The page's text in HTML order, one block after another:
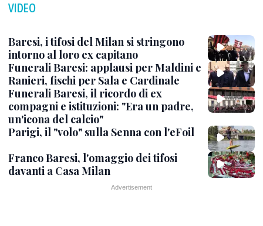
VIDEO
Baresi, i tifosi del Milan si stringono
intorno al loro ex capitano
Funerali Baresi: applausi per Maldini e
Ranieri, fischi per Sala e Cardinale
Funerali Baresi, il ricordo di ex
compagni e istituzioni: "Era un padre,
un'icona del calcio"
Parigi, il "volo" sulla Senna con l'eFoil
Franco Baresi, l'omaggio dei tifosi
davanti a Casa Milan